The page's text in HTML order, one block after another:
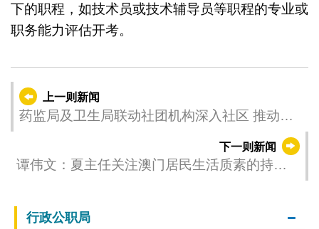
下的职程，如技术员或技术辅导员等职程的专业或
职务能力评估开考。
上一则新闻
药监局及卫生局联动社团机构深入社区 推动构
下一则新闻
谭伟文：夏主任关注澳门居民生活质素的持续
行政公职局